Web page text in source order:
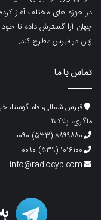
جهان آرا گسترش داده تا
زبان در قبرس مطرح کند.
تماس با ما
ماگری، پلاک۲
۸۸۹۹۸۸۰ (۵۳۳) ۰۰۹۰
۱۰۱۶۱۰۰ (۵۳۹) ۰۰۹۰
info@radiocyp.com